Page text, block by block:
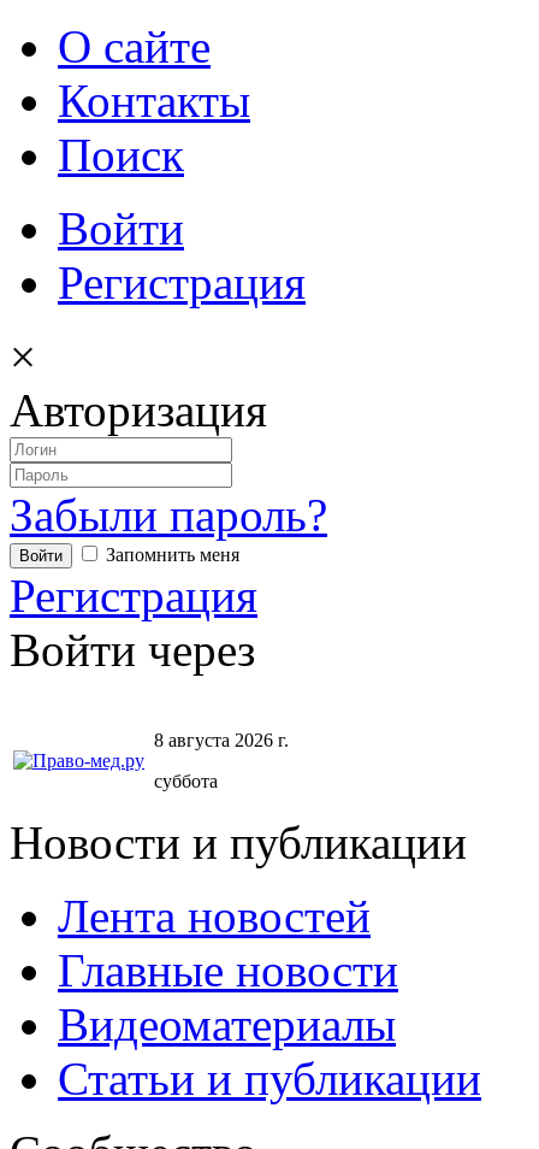
О сайте
Контакты
Поиск
Войти
Регистрация
×
Авторизация
Забыли пароль?
Запомнить меня
Регистрация
Войти через
8 августа 2026 г.
суббота
Новости и публикации
Лента новостей
Главные новости
Видеоматериалы
Статьи и публикации